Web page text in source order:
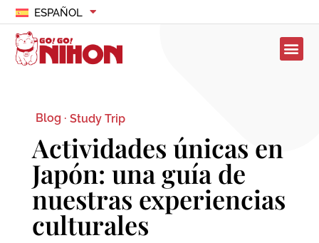
ESPAÑOL
Blog · Study Trip
Actividades únicas en
Japón: una guía de
nuestras experiencias
culturales